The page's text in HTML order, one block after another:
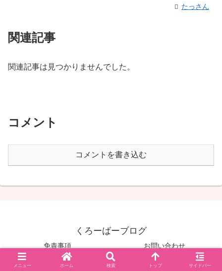
たっさん
関連記事
関連記事は見つかりませんでした。
コメント
コメントを書き込む
くろーばーブログ
免責事項
お問い合わせ
© 2020 くろーばーブログ.
メニュー ホーム 検索 トップ サイドバー